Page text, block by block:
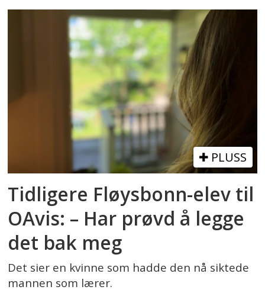
PLUSS
Tidligere Fløysbonn-elev til
OAvis: – Har prøvd å legge
det bak meg
Det sier en kvinne som hadde den nå siktede
mannen som lærer.